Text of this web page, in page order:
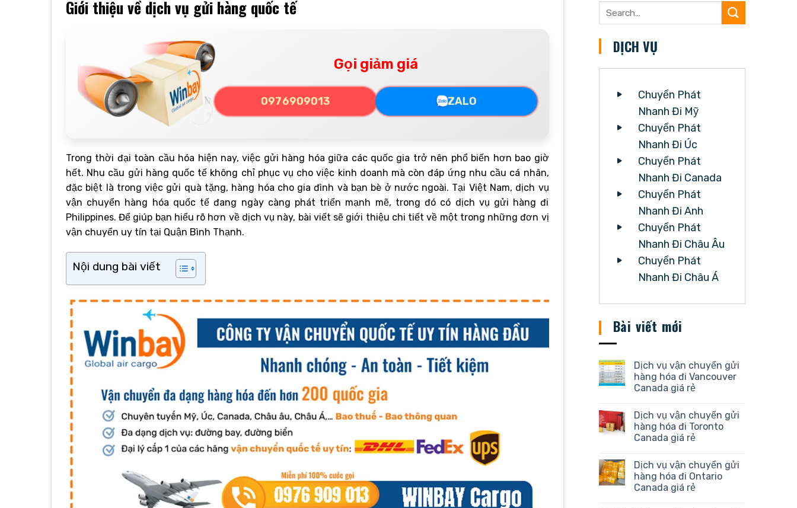
Giới thiệu về dịch vụ gửi hàng quốc tế
Gọi giảm giá
0976909013 ZALO
Trong thời đại toàn cầu hóa hiện nay, việc gửi hàng hóa giữa các quốc gia trở nên phổ biến hơn bao giờ
hết. Nhu cầu gửi hàng quốc tế không chỉ phục vụ cho việc kinh doanh mà còn đáp ứng nhu cầu cá nhân,
đặc biệt là trong việc gửi quà tặng, hàng hóa cho gia đình và bạn bè ở nước ngoài. Tại Việt Nam, dịch vụ
vận chuyển hàng hóa quốc tế đang ngày càng phát triển mạnh mẽ, trong đó có dịch vụ gửi hàng đi
Philippines. Để giúp bạn hiểu rõ hơn về dịch vụ này, bài viết sẽ giới thiệu chi tiết về một trong những đơn vị
vận chuyển uy tín tại Quận Bình Thạnh.
Nội dung bài viết
DỊCH VỤ
Chuyển Phát
Nhanh Đi Mỹ
Chuyển Phát
Nhanh Đi Úc
Chuyển Phát
Nhanh Đi Canada
Chuyển Phát
Nhanh Đi Anh
Chuyển Phát
Nhanh Đi Châu Âu
Chuyển Phát
Nhanh Đi Châu Á
Bài viết mới
Dịch vụ vận chuyển gửi
hàng hóa đi Vancouver
Canada giá rẻ
Dịch vụ vận chuyển gửi
hàng hóa đi Toronto
Canada giá rẻ
Dịch vụ vận chuyển gửi
hàng hóa đi Ontario
Canada giá rẻ